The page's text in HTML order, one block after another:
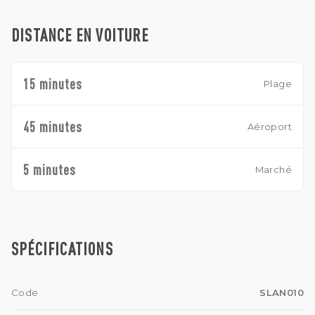
DISTANCE EN VOITURE
15 minutes Plage
45 minutes Aéroport
5 minutes Marché
SPÉCIFICATIONS
Code SLAN010